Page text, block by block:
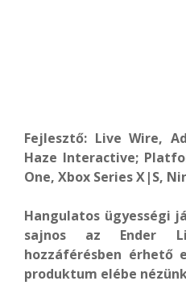
Fejlesztő: Live Wire,
Haze Interactive;
One, Xbox Series X|S,
Hangulatos ügyességi
sajnos az Ender
hozzáférésben érhető
produktum elébe